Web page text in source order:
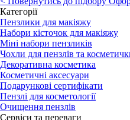
Категорії
Пензлики для макіяжу
Набори кісточок для макіяжу
Міні набори пензликів
Чохли для пензлів та
Декоративна косметика
Косметичні аксесуари
Подарункові сертифікати
Пензлі для косметології
Очищення пензлів
Сервіси та переваги